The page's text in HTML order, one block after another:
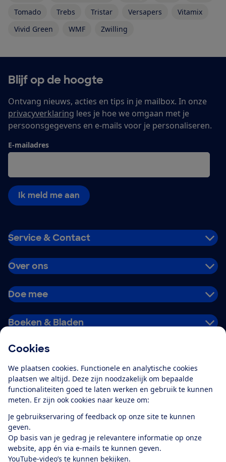
Cookies
We plaatsen cookies. Functionele en analytische cookies
plaatsen we altijd. Deze zijn noodzakelijk om bepaalde
functionaliteiten goed te laten werken en gebruik te kunnen
meten. Er zijn ook cookies naar keuze om:
Je gebruikservaring of feedback op onze site te kunnen
geven.
Op basis van je gedrag je relevantere informatie op onze
website, app én via e-mails te kunnen geven.
YouTube-video’s te kunnen bekijken.
Tomado
Trebs Tristar Versapers
Vitamix
Vivid Green
WMF Zwilling
Blijf op de hoogte
Ontvang nieuws, acties en tips in je mailbox. In onze
privacyverklaring lees je hoe we omgaan met je
persoonsgegevens en e-mails voor je personaliseren.
E-mailadres
Ik meld me aan
Service & Contact
Over ons
Doe mee
Boeken & Bladen
Alles over de
app
Algemene Voorwaarden
Privacyverklaring